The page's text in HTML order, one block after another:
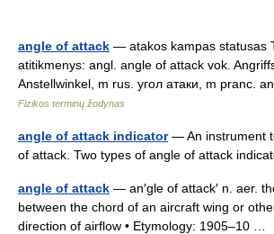
angle of attack — atakos kampas statusas
atitikmenys: angl. angle of attack vok.
Anstellwinkel, m rus. угол атаки, m pranc.
Fizikos terminų žodynas
angle of attack indicator— An instrument
of attack. Two types of angle of attack
angle of attack — an′gle of attack′ n. aer.
between the chord of an aircraft wing or
direction of airflow • Etymology: 1905–10 …